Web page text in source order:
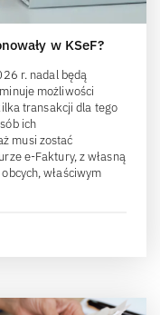
w KSeF?
r. nadal będą
możliwości
transakcji dla tego
ich
musi zostać
e-Faktury, z własną
właściwym